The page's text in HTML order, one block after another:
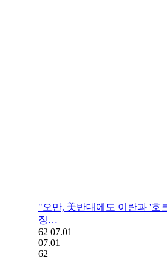
"오만, 美반대에도 이란과 '호
징…
62 07.01
07.01
62